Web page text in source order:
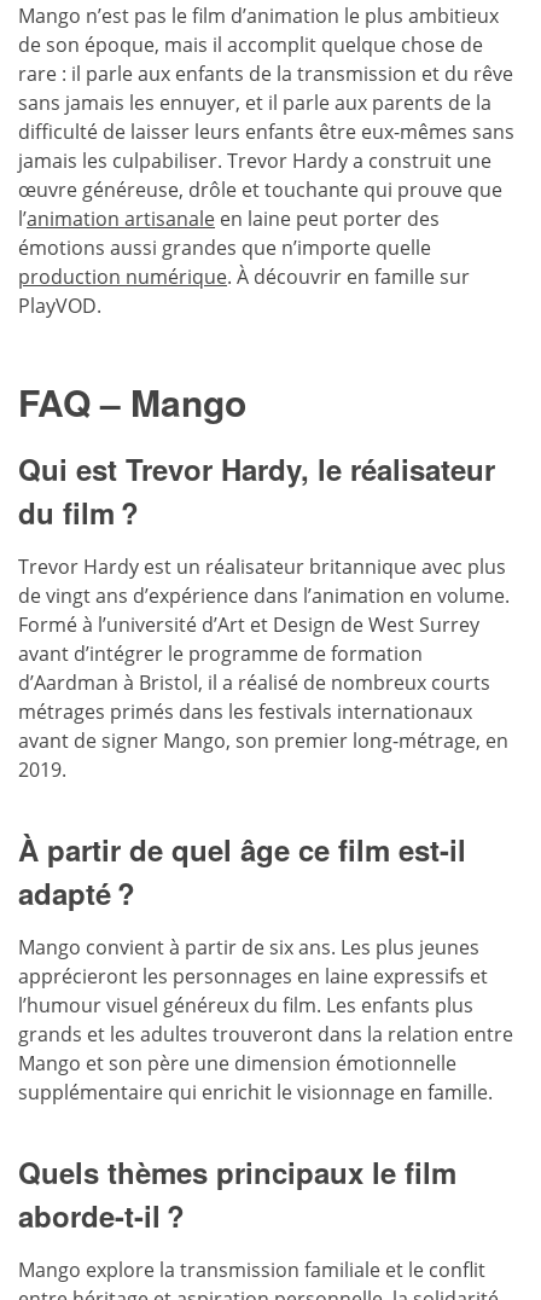
Mango n’est pas le film d’animation le plus ambitieux
de son époque, mais il accomplit quelque chose de
rare : il parle aux enfants de la transmission et du rêve
sans jamais les ennuyer, et il parle aux parents de la
difficulté de laisser leurs enfants être eux-mêmes sans
jamais les culpabiliser. Trevor Hardy a construit une
œuvre généreuse, drôle et touchante qui prouve que
l’animation artisanale en laine peut porter des
émotions aussi grandes que n’importe quelle
production numérique. À découvrir en famille sur
PlayVOD.
FAQ – Mango
Qui est Trevor Hardy, le réalisateur
du film ?
Trevor Hardy est un réalisateur britannique avec plus
de vingt ans d’expérience dans l’animation en volume.
Formé à l’université d’Art et Design de West Surrey
avant d’intégrer le programme de formation
d’Aardman à Bristol, il a réalisé de nombreux courts
métrages primés dans les festivals internationaux
avant de signer Mango, son premier long-métrage, en
2019.
À partir de quel âge ce film est-il
adapté ?
Mango convient à partir de six ans. Les plus jeunes
apprécieront les personnages en laine expressifs et
l’humour visuel généreux du film. Les enfants plus
grands et les adultes trouveront dans la relation entre
Mango et son père une dimension émotionnelle
supplémentaire qui enrichit le visionnage en famille.
Quels thèmes principaux le film
aborde-t-il ?
Mango explore la transmission familiale et le conflit